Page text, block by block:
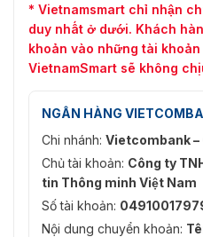
* Vietnamsmart chỉ nhận
duy nhất ở dưới. Khách
khoản vào những tài
VietnamSmart sẽ không
NGÂN HÀNG
Chi nhánh: Vietcombank –
Chủ tài khoản: Công ty
tin Thông minh Việt Nam
Số tài khoản:
Nội dung chuyển khoản: